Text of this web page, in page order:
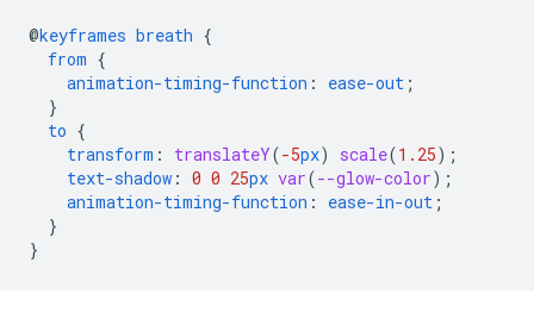
@keyframes breath {
from {
animation-timing-function : ease-out ;
}
to {
transform : translateY(-5px) scale(1.25);
text-shadow : 0 0 25px var(--glow-color);
animation-timing-function : ease-in-out ;
}
}